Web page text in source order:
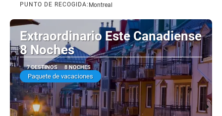
PUNTO DE RECOGIDA: Montreal
Extraordinario Este Canadiense
8 Noches
7 DESTINOS 8 NOCHES
Paquete de vacaciones